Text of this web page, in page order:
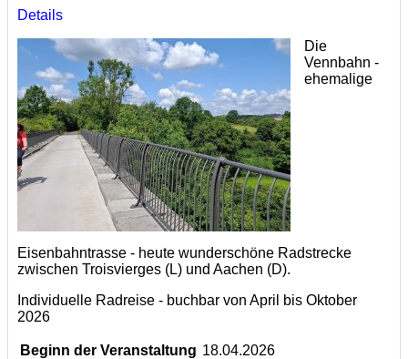
Details
Die
Vennbahn -
ehemalige
Eisenbahntrasse - heute wunderschöne Radstrecke
zwischen Troisvierges (L) und Aachen (D).
Individuelle Radreise - buchbar von April bis Oktober
2026
Beginn der Veranstaltung 18.04.2026